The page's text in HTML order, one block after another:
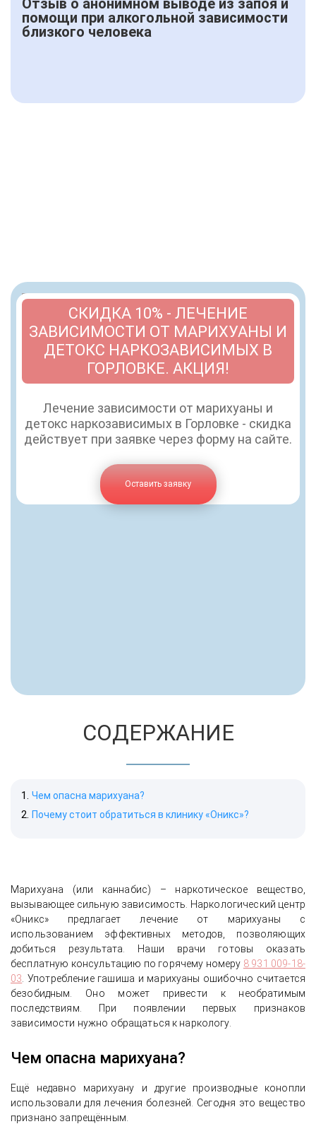
Отзыв о анонимном выводе из запоя и
помощи при алкогольной зависимости
близкого человека
СКИДКА 10% - ЛЕЧЕНИЕ
ЗАВИСИМОСТИ ОТ МАРИХУАНЫ И
ДЕТОКС НАРКОЗАВИСИМЫХ В
ГОРЛОВКЕ. АКЦИЯ!
Лечение зависимости от марихуаны и
детокс наркозависимых в Горловке - скидка
действует при заявке через форму на сайте.
Оставить заявку
СОДЕРЖАНИЕ
Чем опасна марихуана?
Почему стоит обратиться в клинику «Оникс»?
Марихуана (или каннабис) – наркотическое вещество,
вызывающее сильную зависимость. Наркологический центр
«Оникс» предлагает лечение от марихуаны с
использованием эффективных методов, позволяющих
добиться результата. Наши врачи готовы оказать
бесплатную консультацию по горячему номеру 8 931 009-18-
03 . Употребление гашиша и марихуаны ошибочно считается
безобидным. Оно может привести к необратимым
последствиям. При появлении первых признаков
зависимости нужно обращаться к наркологу.
Чем опасна марихуана?
Ещё недавно марихуану и другие производные конопли
использовали для лечения болезней. Сегодня это вещество
признано запрещённым.